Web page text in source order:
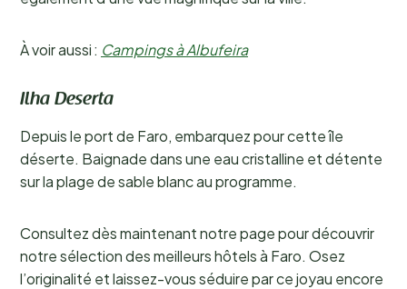
À voir aussi : Campings à Albufeira
Ilha Deserta
Depuis le port de Faro, embarquez pour cette île
déserte. Baignade dans une eau cristalline et détente
sur la plage de sable blanc au programme.
Consultez dès maintenant notre page pour découvrir
notre sélection des meilleurs hôtels à Faro. Osez
l’originalité et laissez-vous séduire par ce joyau encore